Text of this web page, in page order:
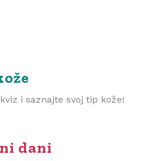
i saznajte svoj tip kože!
dani